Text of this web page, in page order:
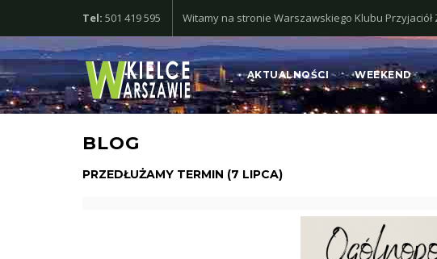
Tel: 501 419 595 Witamy na stronie Warszawskiego Klubu Przyjaciół
AKTUALNOŚCI WEEKEND
BLOG
PRZEDŁUŻAMY TERMIN (7 LIPCA)